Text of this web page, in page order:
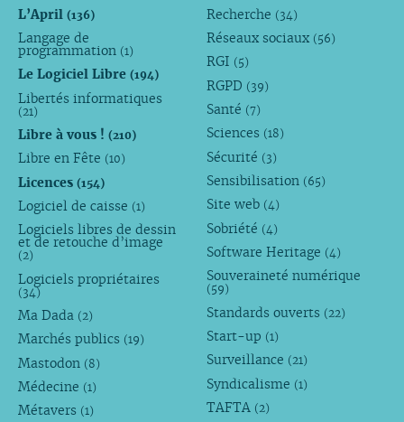
L’April (136)
Langage de
programmation (1)
Le Logiciel Libre (194)
Libertés informatiques
(21)
Libre à vous ! (210)
Libre en Fête (10)
Licences (154)
Logiciel de caisse (1)
Logiciels libres de dessin
et de retouche d’image
(2)
Logiciels propriétaires
(34)
Ma Dada (2)
Marchés publics (19)
Mastodon (8)
Médecine (1)
Métavers (1)
Recherche (34)
Réseaux sociaux (56)
RGI (5)
RGPD (39)
Santé (7)
Sciences (18)
Sécurité (3)
Sensibilisation (65)
Site web (4)
Sobriété (4)
Software Heritage (4)
Souveraineté numérique
(59)
Standards ouverts (22)
Start-up (1)
Surveillance (21)
Syndicalisme (1)
TAFTA (2)